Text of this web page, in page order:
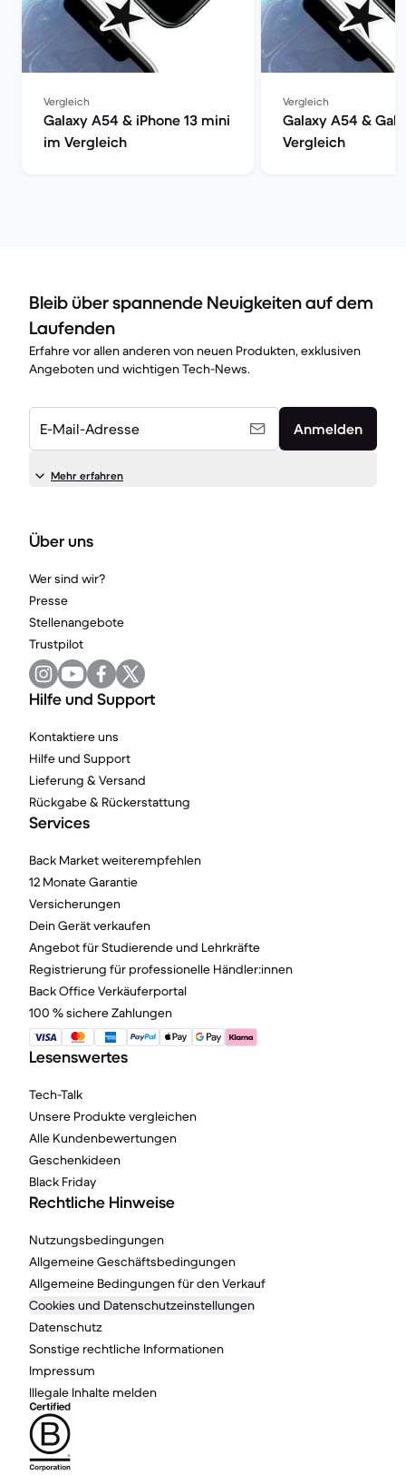
Vergleich
Galaxy A54 & iPhone 13 mini
im Vergleich
Vergleich
Galaxy A54 &
Vergleich
Bleib über spannende Neuigkeiten auf dem
Laufenden
Erfahre vor allen anderen von neuen Produkten, exklusiven
Angeboten und wichtigen Tech-News.
E-Mail-Adresse Anmelden
Mehr erfahren
Über uns
Wer sind wir?
Presse
Stellenangebote
Trustpilot
Hilfe und Support
Kontaktiere uns
Hilfe und Support
Lieferung & Versand
Rückgabe & Rückerstattung
Services
Back Market weiterempfehlen
12 Monate Garantie
Versicherungen
Dein Gerät verkaufen
Angebot für Studierende und Lehrkräfte
Registrierung für professionelle Händler:innen
Back Office Verkäuferportal
100 % sichere Zahlungen
Lesenswertes
Tech-Talk
Unsere Produkte vergleichen
Alle Kundenbewertungen
Geschenkideen
Black Friday
Rechtliche Hinweise
Nutzungsbedingungen
Allgemeine Geschäftsbedingungen
Allgemeine Bedingungen für den Verkauf
Cookies und Datenschutzeinstellungen
Datenschutz
Sonstige rechtliche Informationen
Impressum
Illegale Inhalte melden